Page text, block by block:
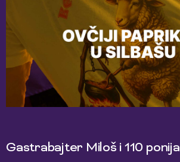
Gastrabajter Miloš i 110 ponija